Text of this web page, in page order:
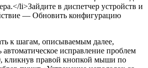
li>Зайдите в диспетчер устройств и
— Обновить конфигурацию
к шагам, описываемым далее,
автоматическое исправление проблем
кликнув правой кнопкой мыши по